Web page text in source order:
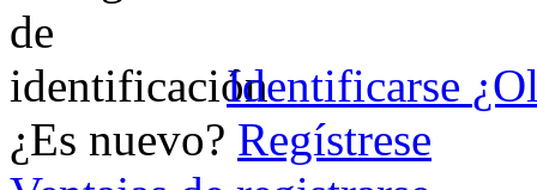
Identificarse
¿Es nuevo? Regístrese